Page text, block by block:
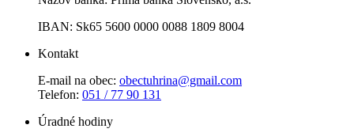
IBAN: Sk65 5600 0000 0088 1809 8004
Kontakt
E-mail na obec: obectuhrina@gmail.com
Telefon: 051 / 77 90 131
Úradné hodiny